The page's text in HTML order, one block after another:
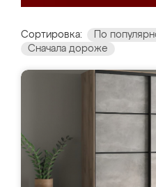
Сортировка: По
Сначала дороже